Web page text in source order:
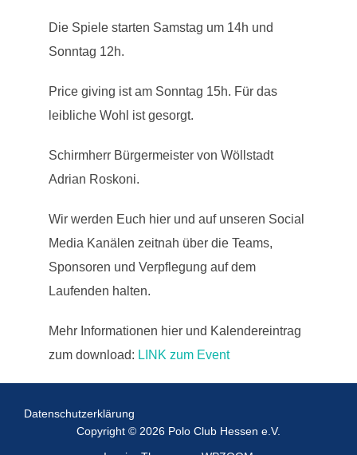
Die Spiele starten Samstag um 14h und
Sonntag 12h.
Price giving ist am Sonntag 15h. Für das
leibliche Wohl ist gesorgt.
Schirmherr Bürgermeister von Wöllstadt
Adrian Roskoni.
Wir werden Euch hier und auf unseren Social
Media Kanälen zeitnah über die Teams,
Sponsoren und Verpflegung auf dem
Laufenden halten.
Mehr Informationen hier und Kalendereintrag
zum download: LINK zum Event
Datenschutz­erklärung
Copyright © 2026 Polo Club Hessen e.V.